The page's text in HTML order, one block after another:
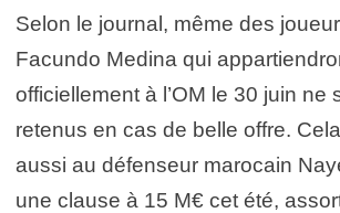
Selon le journal, même des
Facundo Medina qui
officiellement à l’OM le 30 juin ne
retenus en cas de belle offre.
aussi au défenseur marocain
une clause à 15 M€ cet été,